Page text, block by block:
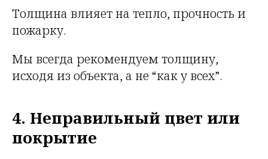
Толщина влияет на тепло, прочность и
пожарку.
Мы всегда рекомендуем толщину,
исходя из объекта, а не “как у всех”.
4. Неправильный цвет или
покрытие